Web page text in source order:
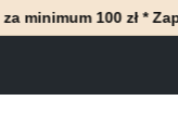
zł * Zapraszamy